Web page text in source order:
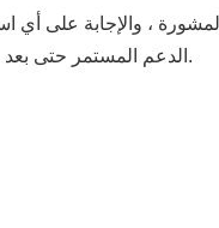
، والإجابة على أي
الدعم المستمر حتى بعد اكتمال عملية الشراء.